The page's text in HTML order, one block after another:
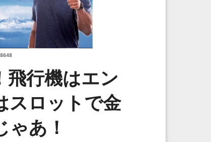
飛行機はエン
スロットで金
ゃあ！